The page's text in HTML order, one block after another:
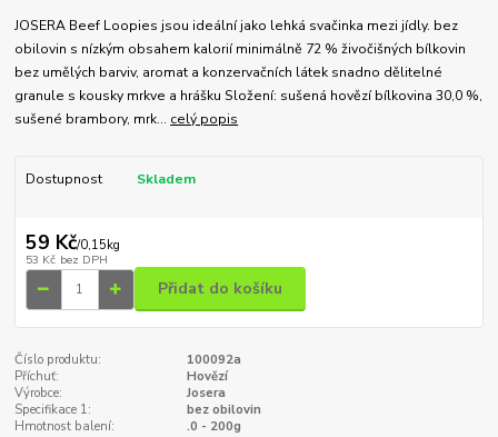
JOSERA Beef Loopies jsou ideální jako lehká svačinka mezi jídly. bez
obilovin s nízkým obsahem kalorií minimálně 72 % živočišných bílkovin
bez umělých barviv, aromat a konzervačních látek snadno dělitelné
granule s kousky mrkve a hrášku Složení: sušená hovězí bílkovina 30,0 %,
sušené brambory, mrk... celý popis
Dostupnost Skladem
59 Kč/0,15kg
53 Kč bez DPH
Přidat do košíku
Číslo produktu:
100092a
Příchuť:
Hovězí
Výrobce:
Josera
Specifikace 1:
bez obilovin
Hmotnost balení:
.0 - 200g